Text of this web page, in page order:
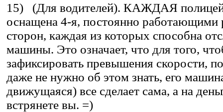
15) (Для водителей). КАЖДАЯ
оснащена 4-я, постоянно работающими
сторон, каждая из которых способна
машины. Это означает, что для того,
зафиксировать превышения скорости,
даже не нужно об этом знать, его
движущаяся) все сделает сама, а на
встрянете вы. =)